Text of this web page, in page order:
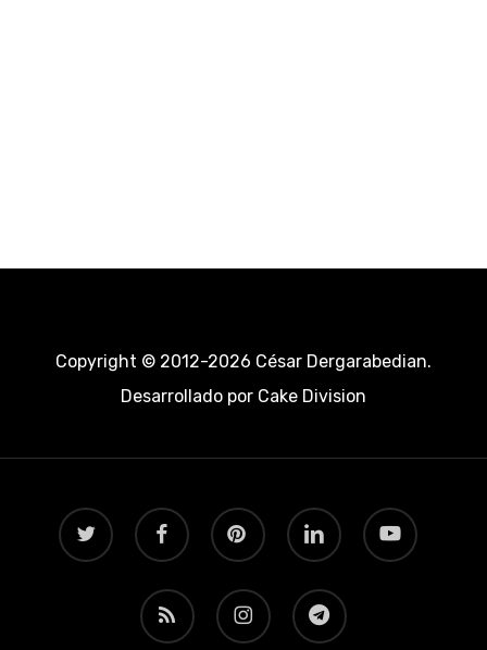
Copyright © 2012-2026 César Dergarabedian.
Desarrollado porCake Division
twitter facebook pinterest linkedin youtube
RSS instagram telegram